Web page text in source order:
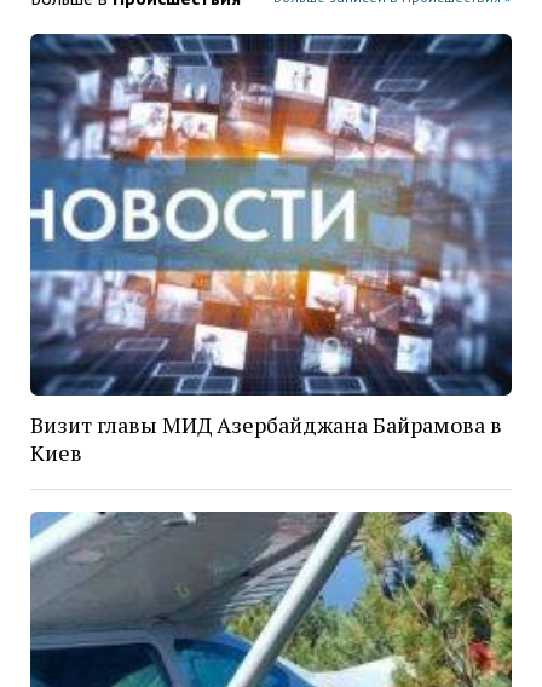
Визит главы МИД Азербайджана Байрамова в
Киев